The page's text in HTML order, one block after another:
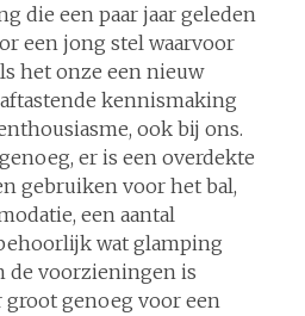
die een paar jaar geleden
een jong stel waarvoor
het onze een nieuw
kennismaking
ook bij ons.
er is een overdekte
gebruiken voor het bal,
een aantal
wat glamping
de voorzieningen is
groot genoeg voor een